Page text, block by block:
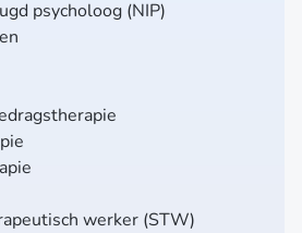
psycholoog (NIP)
werker (STW)